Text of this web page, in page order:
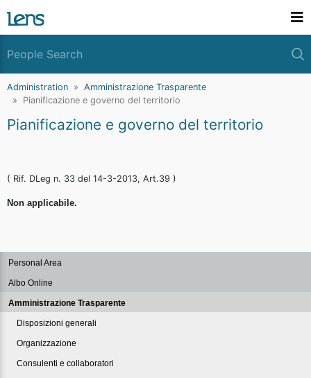
Administration
Amministrazione Trasparente
Pianificazione e governo del territorio
Pianificazione e governo del territorio
( Rif. DLeg n. 33 del 14-3-2013, Art.39 )
Non applicabile.
Personal Area
Albo Online
Amministrazione Trasparente
Disposizioni generali
Organizzazione
Consulenti e collaboratori